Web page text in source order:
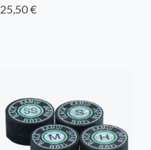
25,50 €